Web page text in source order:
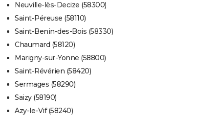
Neuville-lès-Decize (58300)
Saint-Péreuse (58110)
Saint-Benin-des-Bois (58330)
Chaumard (58120)
Marigny-sur-Yonne (58800)
Saint-Révérien (58420)
Sermages (58290)
Saizy (58190)
Azy-le-Vif (58240)